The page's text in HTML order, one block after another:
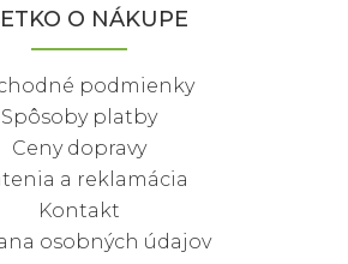
O NÁKUPE
podmienky
Spôsoby platby
Ceny dopravy
a reklamácia
Kontakt
osobných údajov